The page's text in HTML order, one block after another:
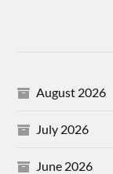
August 2026
July 2026
June 2026